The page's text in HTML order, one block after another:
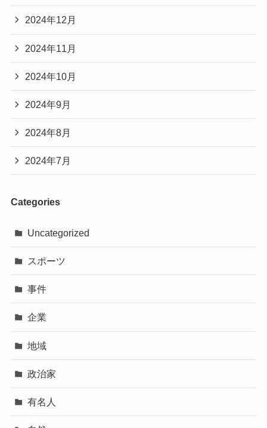
2024年12月
2024年11月
2024年10月
2024年9月
2024年8月
2024年7月
Categories
Uncategorized
スポーツ
事件
企業
地域
政治家
有名人